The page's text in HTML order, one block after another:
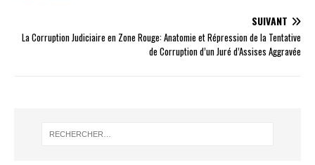
SUIVANT
La Corruption Judiciaire en Zone Rouge: Anatomie et Répression de la Tentative
de Corruption d’un Juré d’Assises Aggravée